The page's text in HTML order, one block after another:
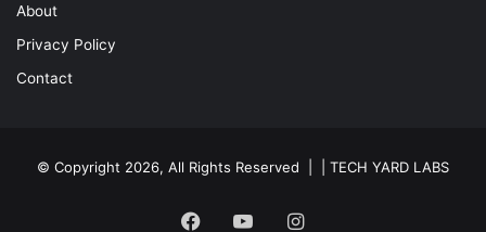
About
Privacy Policy
Contact
© Copyright 2026, All Rights Reserved | | TECH YARD LABS
Facebook
YouTubeInstagram